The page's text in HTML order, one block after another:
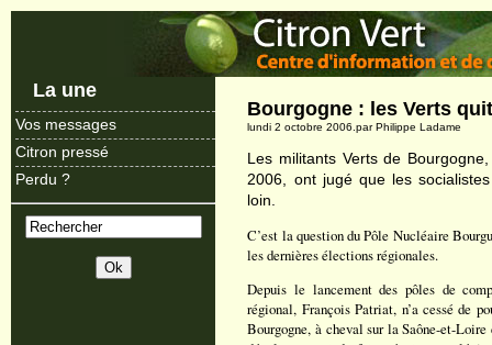
La une
Vos messages
Citron pressé
Perdu ?
Bourgogne : les Verts
lundi 2 octobre 2006.par Philippe Ladame
Les militants Verts de
2006, ont jugé que les
loin.
C’est la question du Pôle Nucléaire
les dernières élections régionales.
Depuis le lancement des pôles de
régional, François Patriat, n’a cessé de
Bourgogne, à cheval sur la Saône-et-